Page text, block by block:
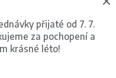
přijaté od 7. 7.
za pochopení a
krásné léto!